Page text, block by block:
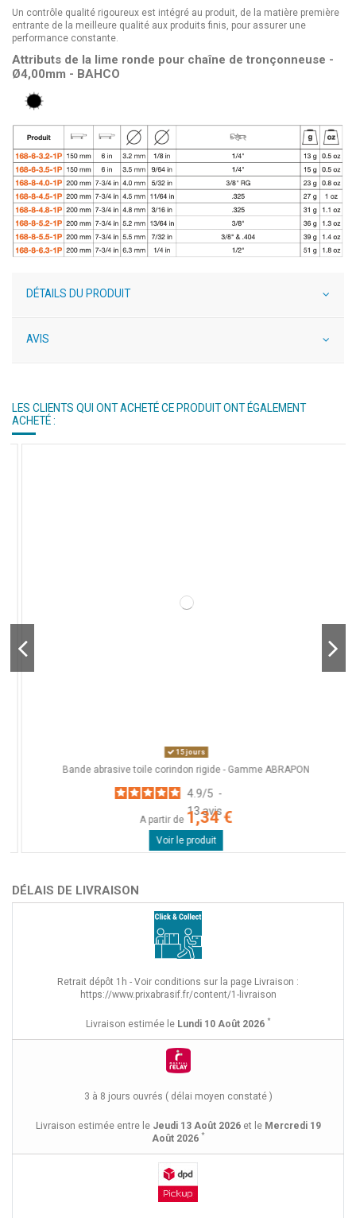
Un contrôle qualité rigoureux est intégré au produit, de la matière première
entrante de la meilleure qualité aux produits finis, pour assurer une
performance constante.
Attributs de la lime ronde pour chaîne de tronçonneuse -
Ø4,00mm - BAHCO
DÉTAILS DU PRODUIT
AVIS
LES CLIENTS QUI ONT ACHETÉ CE PRODUIT ONT ÉGALEMENT
ACHETÉ :
15 jours
Bande abrasive toile corindon rigide - Gamme ABRAPON
4.9/5-
13avis
A partir de 1,34 €
Voir le produit
DÉLAIS DE LIVRAISON
Retrait dépôt 1h - Voir conditions sur la page Livraison :
https://www.prixabrasif.fr/content/1-livraison
Livraison estimée le Lundi 10 Août 2026 *
3 à 8 jours ouvrés ( délai moyen constaté )
Livraison estimée entre le Jeudi 13 Août 2026et le Mercredi 19
Août 2026 *